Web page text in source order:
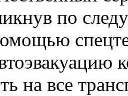
по
на все